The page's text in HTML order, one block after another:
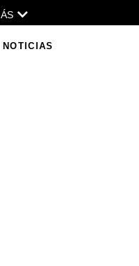
NOTICIAS